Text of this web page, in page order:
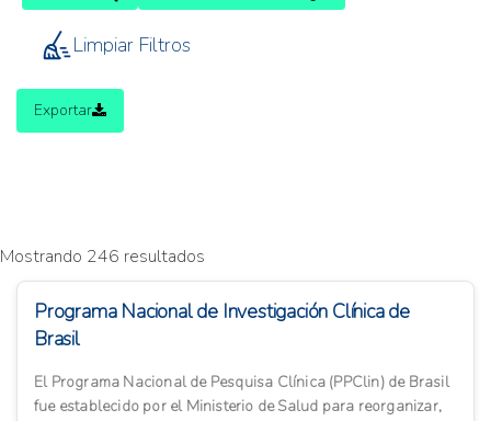
Limpiar Filtros
Exportar
Mostrando 246 resultados
Programa Nacional de Investigación Clínica de
Brasil
El Programa Nacional de Pesquisa Clínica (PPClin) de Brasil
fue establecido por el Ministerio de Salud para reorganizar,